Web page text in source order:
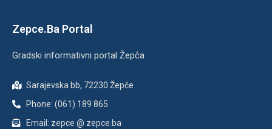
Zepce.Ba Portal
Gradski informativni portal Žepča
Sarajevska bb, 72230 Žepče
Phone: (061) 189 865
Email: zepce @ zepce.ba